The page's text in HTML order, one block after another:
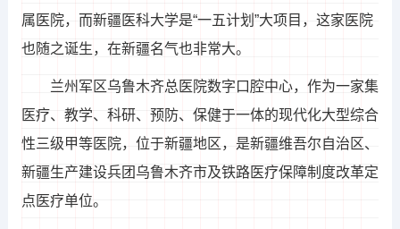
属医院，而新疆医科大学是“一五计划”大项目，这家医院
也随之诞生，在新疆名气也非常大。
兰州军区乌鲁木齐总医院数字口腔中心，作为一家集
医疗、教学、科研、预防、保健于一体的现代化大型综合
性三级甲等医院，位于新疆地区，是新疆维吾尔自治区、
新疆生产建设兵团乌鲁木齐市及铁路医疗保障制度改革定
点医疗单位。